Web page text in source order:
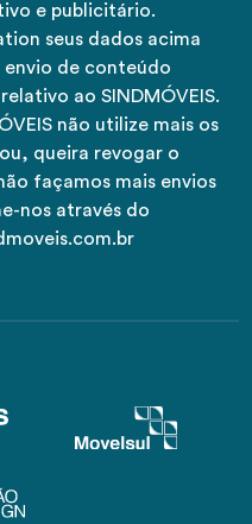
e publicitário.
seus dados acima
envio de conteúdo
ao SINDMÓVEIS.
não utilize mais os
queira revogar o
façamos mais envios
nos através do